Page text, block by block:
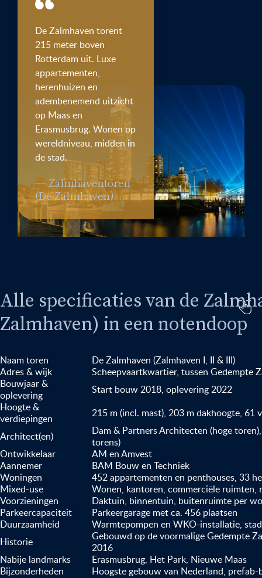
De Zalmhaven torent
215 meter boven
Rotterdam uit. Luxe
appartementen,
herenhuizen en
adembenemend uitzicht
op Maas en
Erasmusbrug. Wonen op
wereldniveau, midden in
de stad.
— Zalmhaventoren
(De Zalmhaven)
Alle specificaties van de
Zalmhaven) in een notendoop
Naam toren
De Zalmhaven (Zalmhaven I, II & III)
Adres & wijk
Scheepvaartkwartier, tussen Gedempte
Bouwjaar &
oplevering
Start bouw 2018, oplevering 2022
Hoogte &
verdiepingen
215 m (incl. mast), 203 m dakhoogte, 61
Architect(en)
Dam & Partners Architecten (hoge
torens)
Ontwikkelaar
AM en Amvest
Aannemer
BAM Bouw en Techniek
Woningen
452 appartementen en penthouses, 33
Mixed-use
Wonen, kantoren, commerciële ruimten,
Voorzieningen
Daktuin, binnentuin, buitenruimte per
Parkeercapaciteit
Parkeergarage met ca. 456 plaatsen
Duurzaamheid
Warmtepompen en WKO-installatie,
Historie
Gebouwd op de voormalige Gedempte
2016
Nabije landmarks
Erasmusbrug, Het Park, Nieuwe Maas
Bijzonderheden
Hoogste gebouw van Nederland,